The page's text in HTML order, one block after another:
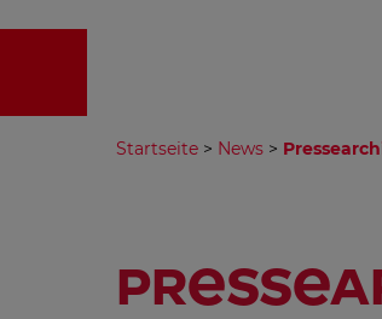
Startseite > News >